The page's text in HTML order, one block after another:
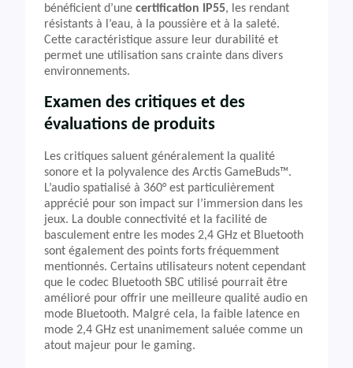
bénéficient d’une certification IP55, les rendant
résistants à l’eau, à la poussière et à la saleté.
Cette caractéristique assure leur durabilité et
permet une utilisation sans crainte dans divers
environnements.
Examen des critiques et des
évaluations de produits
Les critiques saluent généralement la qualité
sonore et la polyvalence des Arctis GameBuds™.
L’audio spatialisé à 360° est particulièrement
apprécié pour son impact sur l’immersion dans les
jeux. La double connectivité et la facilité de
basculement entre les modes 2,4 GHz et Bluetooth
sont également des points forts fréquemment
mentionnés. Certains utilisateurs notent cependant
que le codec Bluetooth SBC utilisé pourrait être
amélioré pour offrir une meilleure qualité audio en
mode Bluetooth. Malgré cela, la faible latence en
mode 2,4 GHz est unanimement saluée comme un
atout majeur pour le gaming.